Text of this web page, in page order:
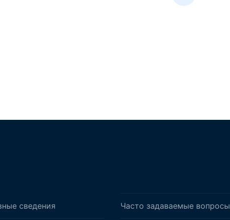
сведения Часто задаваемые вопросы